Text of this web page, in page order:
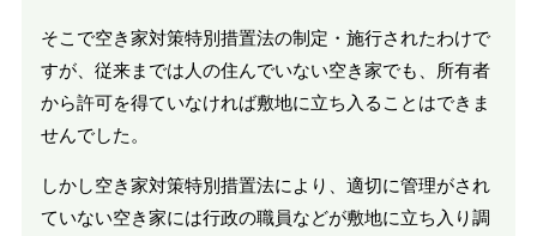
そこで空き家対策特別措置法の制定・施行されたわけで
すが、従来までは人の住んでいない空き家でも、所有者
から許可を得ていなければ敷地に立ち入ることはできま
せんでした。
しかし空き家対策特別措置法により、適切に管理がされ
ていない空き家には行政の職員などが敷地に立ち入り調